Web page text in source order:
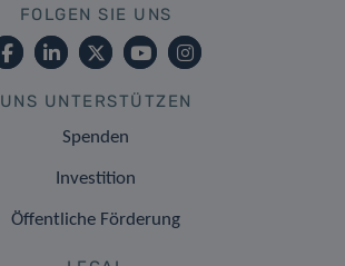
FOLGEN SIE UNS
UNS UNTERSTÜTZEN
Spenden
Investition
Öffentliche Förderung